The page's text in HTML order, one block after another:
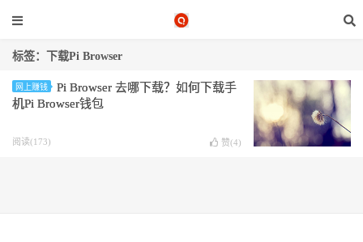
标签：下载Pi Browser
网上赚钱
Pi Browser 去哪下载？如何下载手
机Pi Browser钱包
阅读(173) 赞(4)